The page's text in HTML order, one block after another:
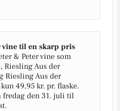
vine til en skarp pris
& Peter vine som
Riesling Aus der
Riesling Aus der
49,95 kr. pr. flaske.
den 31. juli til